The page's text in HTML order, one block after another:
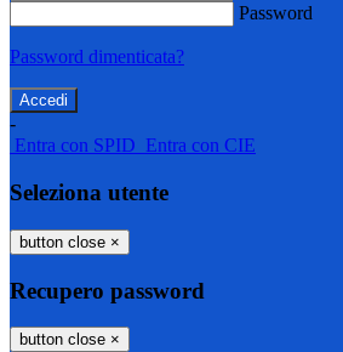
Password
Password dimenticata?
-
Entra con SPID Entra con CIE
Seleziona utente
button close ×
Recupero password
button close ×